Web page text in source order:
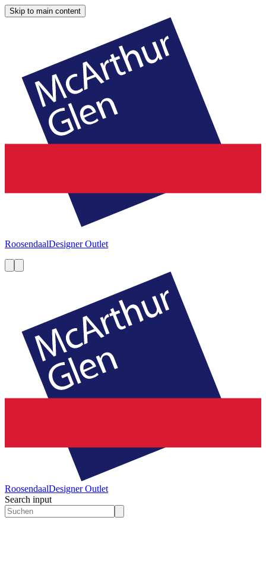
Skip to main content
RoosendaalDesigner Outlet
RoosendaalDesigner Outlet
Search input